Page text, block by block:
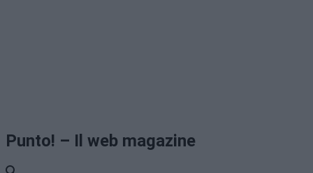
Punto! – Il web magazine